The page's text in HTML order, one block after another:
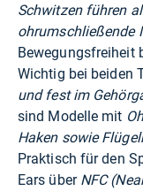
Schwitzen führen
ohrumschließende
Bewegungsfreiheit
Wichtig bei beiden
und fest im
sind Modelle mit
Haken sowie
Praktisch für den
Ears über NFC